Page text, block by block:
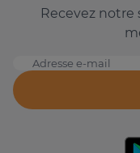
Recevez
Adresse e-mail